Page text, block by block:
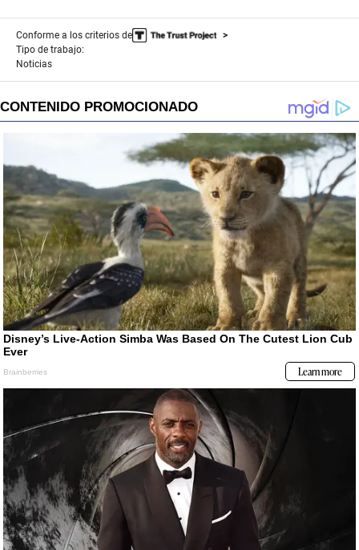
Conforme a los criterios de
Tipo de trabajo:
Noticias